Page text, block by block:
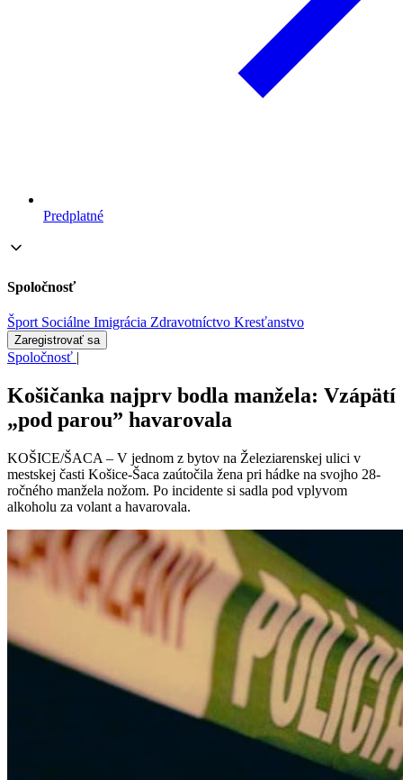
Predplatné
Spoločnosť
Šport Sociálne Imigrácia Zdravotníctvo Kresťanstvo
Zaregistrovať sa
Spoločnosť |
Košičanka najprv bodla manžela: Vzápätí
„pod parou” havarovala
KOŠICE/ŠACA – V jednom z bytov na Železiarenskej ulici v
mestskej časti Košice-Šaca zaútočila žena pri hádke na svojho 28-
ročného manžela nožom. Po incidente si sadla pod vplyvom
alkoholu za volant a havarovala.